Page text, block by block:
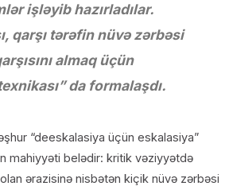
işləyib hazırladılar.
qarşı tərəfin nüvə zərbəsi
almaq üçün
da formalaşdı.
“deeskalasiya üçün eskalasiya”
mahiyyəti belədir: kritik vəziyyətdə
ərazisinə nisbətən kiçik nüvə zərbəsi